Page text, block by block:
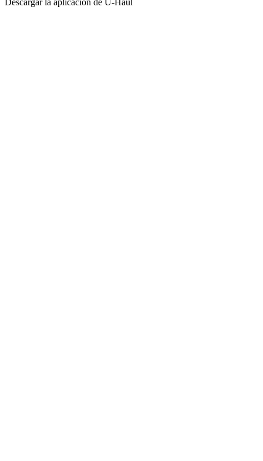
Descargar la aplicación de U-Haul